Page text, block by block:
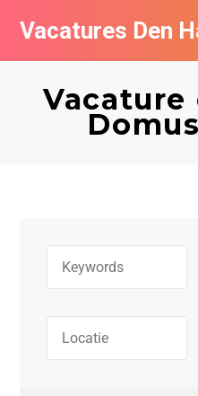
Vacatures Den
Vacature
Vacatures per bedrijf in
Populair